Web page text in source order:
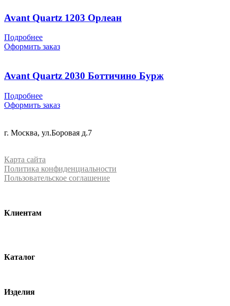
Avant Quartz 1203 Орлеан
Подробнее
Оформить заказ
Avant Quartz 2030 Боттичино Бурж
Подробнее
Оформить заказ
г. Москва, ул.Боровая д.7
Карта сайта
Политика конфиденциальности
Пользовательское соглашение
Клиентам
Каталог
Изделия